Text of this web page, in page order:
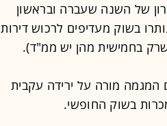
של השנה שעברה ובראשון
בשוק מעדיפים לרכוש דירות
בחמישית מהן יש ממ"ד).
המגמה מורה על ירידה עקבית
בשוק החופשי.